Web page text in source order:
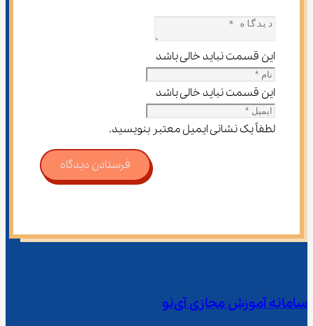
این قسمت نباید خالی باشد
این قسمت نباید خالی باشد
لطفاً یک نشانی ایمیل معتبر بنویسید.
فرستادن دیدگاه
سامانه آموزش مجازی آی‌نو